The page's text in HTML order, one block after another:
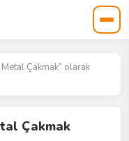
Çakmak” olarak
Çakmak